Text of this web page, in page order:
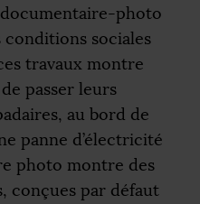
documentaire-photo
sociales
travaux montre
passer leurs
au bord de
panne d’électricité
photo montre des
conçues par défaut